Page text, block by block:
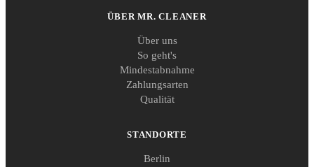
ÜBER MR. CLEANER
Über uns
So geht's
Mindestabnahme
Zahlungsarten
Qualität
STANDORTE
Berlin